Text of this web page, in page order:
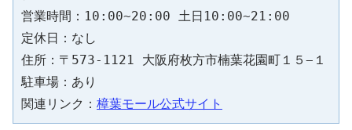
営業時間：10:00~20:00 土日10:00~21:00
定休日：なし
住所：〒573-1121 大阪府枚方市楠葉花園町１５−１
駐車場：あり
関連リンク： 樟葉モール公式サイト